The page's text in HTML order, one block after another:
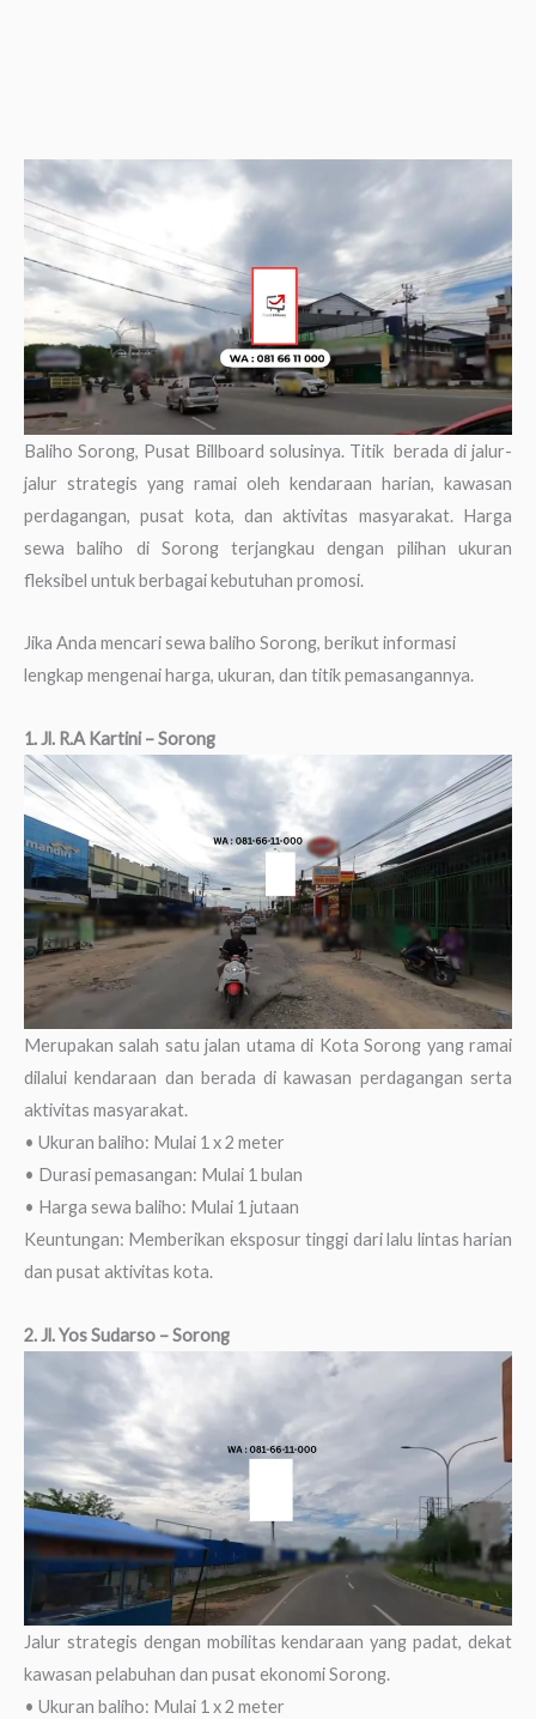
Baliho Sorong, Pusat Billboard solusinya. Titik berada di jalur-
jalur strategis yang ramai oleh kendaraan harian, kawasan
perdagangan, pusat kota, dan aktivitas masyarakat. Harga
sewa baliho di Sorong terjangkau dengan pilihan ukuran
fleksibel untuk berbagai kebutuhan promosi.
Jika Anda mencari sewa baliho Sorong, berikut informasi
lengkap mengenai harga, ukuran, dan titik pemasangannya.
1. Jl. R.A Kartini – Sorong
Merupakan salah satu jalan utama di Kota Sorong yang ramai
dilalui kendaraan dan berada di kawasan perdagangan serta
aktivitas masyarakat.
• Ukuran baliho: Mulai 1 x 2 meter
• Durasi pemasangan: Mulai 1 bulan
• Harga sewa baliho: Mulai 1 jutaan
Keuntungan: Memberikan eksposur tinggi dari lalu lintas harian
dan pusat aktivitas kota.
2. Jl. Yos Sudarso – Sorong
Jalur strategis dengan mobilitas kendaraan yang padat, dekat
kawasan pelabuhan dan pusat ekonomi Sorong.
• Ukuran baliho: Mulai 1 x 2 meter